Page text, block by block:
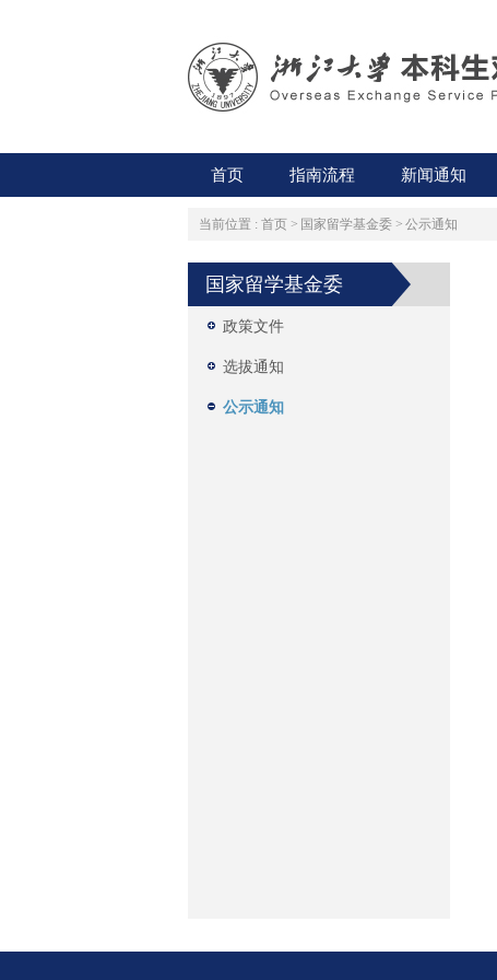
首页 指南流程 新闻通知
当前位置 : 首页 > 国家留学基金委 > 公示通知
国家留学基金委
政策文件
选拔通知
公示通知